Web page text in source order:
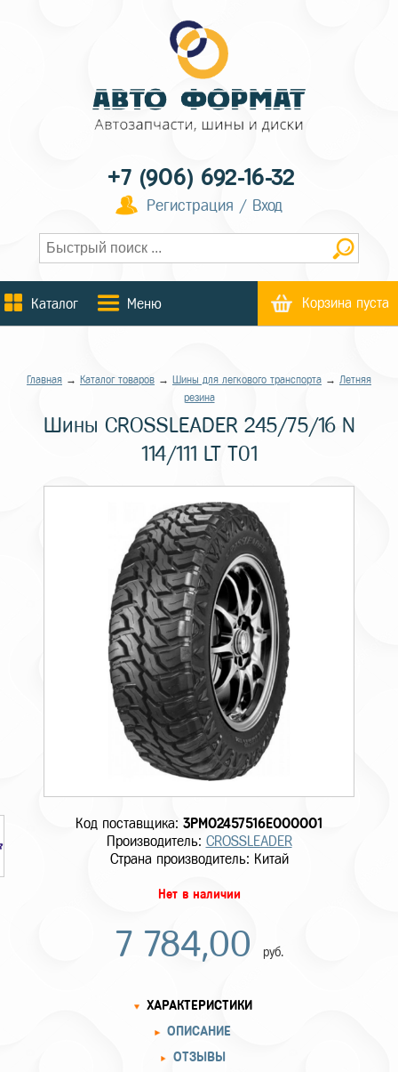
+7 (906) 692-16-32
Регистрация / Вход
Каталог Меню Корзина пуста
Главная → Каталог товаров → Шины для легкового транспорта → Летняя
резина
Шины CROSSLEADER 245/75/16 N
114/111 LT T01
Код поставщика: 3PM02457516E000001
Производитель: CROSSLEADER
Страна производитель: Китай
Нет в наличии
7 784,00 руб.